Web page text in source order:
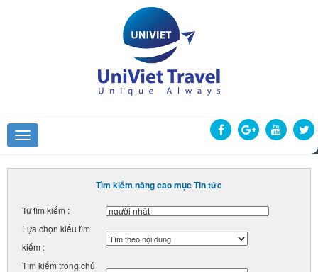
Tìm kiếm nâng cao mục Tin tức
Từ tìm kiếm :
Lựa chọn kiểu tìm
kiếm :
Tìm kiếm trong chủ